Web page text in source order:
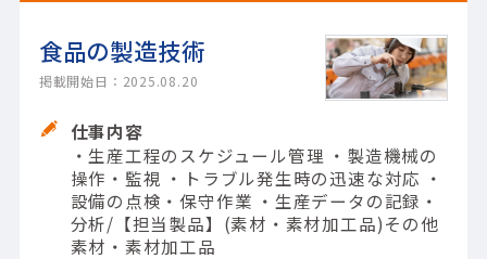
食品の製造技術
掲載開始日：2025.08.20
仕事内容
・生産工程のスケジュール管理 ・製造機械の
操作・監視 ・トラブル発生時の迅速な対応 ・
設備の点検・保守作業 ・生産データの記録・
分析/【担当製品】(素材・素材加工品)その他
素材・素材加工品